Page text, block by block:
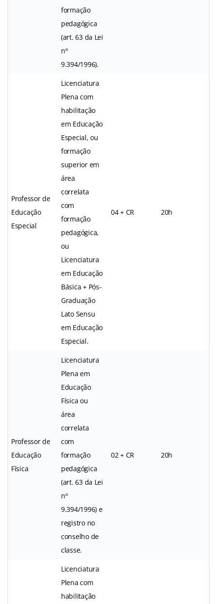
formação
pedagógica
(art. 63 da Lei
nº
9.394/1996).
Professor de
Educação
Especial
Licenciatura
Plena com
habilitação
em Educação
Especial, ou
formação
superior em
área
correlata
com
formação
pedagógica,
ou
Licenciatura
em Educação
Básica + Pós-
Graduação
Lato Sensu
em Educação
Especial.
04 + CR 20h
Professor de
Educação
Física
Licenciatura
Plena em
Educação
Física ou
área
correlata
com
formação
pedagógica
(art. 63 da Lei
nº
9.394/1996) e
registro no
conselho de
classe.
02 + CR 20h
Licenciatura
Plena com
habilitação